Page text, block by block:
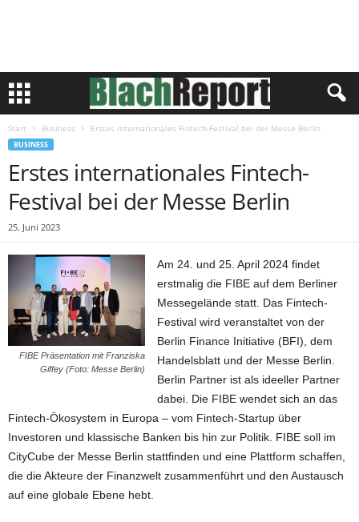
Start Business Erstes internationales Fintech-Festival bei der Messe Berlin
BUSINESS
Erstes internationales Fintech-
Festival bei der Messe Berlin
25. Juni 2023
FIBE Präsentation mit Franziska
Giffey (Foto: Messe Berlin)
Am 24. und 25. April 2024 findet
erstmalig die FIBE auf dem Berliner
Messegelände statt. Das Fintech-
Festival wird veranstaltet von der
Berlin Finance Initiative (BFI), dem
Handelsblatt und der Messe Berlin.
Berlin Partner ist als ideeller Partner
dabei. Die FIBE wendet sich an das
Fintech-Ökosystem in Europa – vom Fintech-Startup über
Investoren und klassische Banken bis hin zur Politik. FIBE soll im
CityCube der Messe Berlin stattfinden und eine Plattform schaffen,
die die Akteure der Finanzwelt zusammenführt und den Austausch
auf eine globale Ebene hebt.